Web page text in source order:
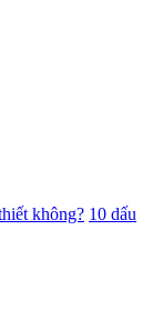
không? 10 dấu